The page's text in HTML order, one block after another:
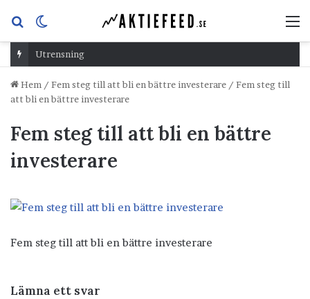
Sök
efterskin
Utrensning
Hem / Fem steg till att bli en bättre investerare / Fem steg till
att bli en bättre investerare
Fem steg till att bli en bättre
investerare
Fem steg till att bli en bättre investerare
Lämna ett svar